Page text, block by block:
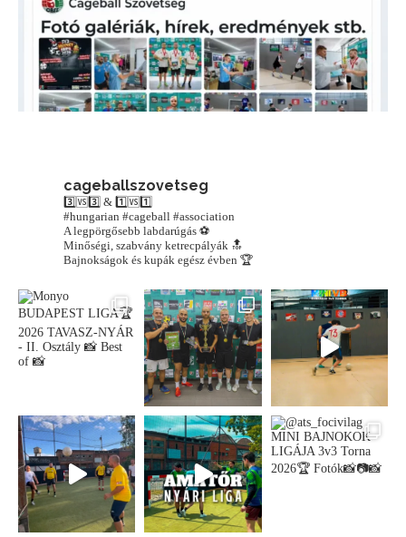
cageballszovetseg
3️⃣🆚3️⃣ & 1️⃣🆚1️⃣
#hungarian #cageball #association
A legpörgősebb labdarúgás ⚽️
Minőségi, szabvány ketrecpályák 🔝
Bajnokságok és kupák egész évben 🏆